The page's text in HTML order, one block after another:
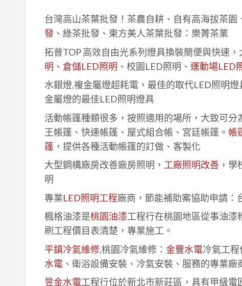
台灣高山茶葉批發！茶農自耕、自有高海拔茶園
發、綠茶批發、東方美人茶葉批發：樂菁茶業
拓普TOP 高效自由光系列燈具換裝簡便與快速
明 、 倉儲LED照明 、校園LED照明、 運動場LED
水銀燈,複金屬燈超耗電，最佳的取代LED照明
金屬燈的最佳LED照明燈具
活動帳篷種類很多，按照適用的場所，大致可
王帳篷、快速帳篷、屋式組合帳、宮廷帳篷。 帳
篷，提供各種活動帳篷的訂做、客製化
大型鋼構廠房改善廠房照明， 工廠照明改善，學
明
專業LED照明工程廠商，節能補助案協助申請：
楓格油漆是桃園油漆工程行在桃園地區從事油漆
刷工程價目表清楚，專業施工。
平鎮冷氣維修,桃園冷氣維修： 金豐水電冷氣工程
水電、衛浴設備安裝、冷氣安裝、服務的專業廠
昱金水電工程行位於新北市新莊區，具有甲級